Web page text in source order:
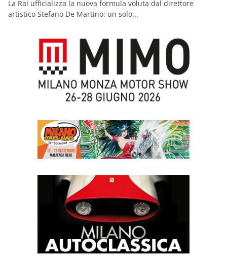
La Rai ufficializza la nuova formula voluta dal direttore
artistico Stefano De Martino: un solo...